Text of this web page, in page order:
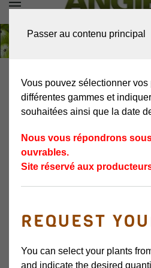
Passer au contenu principal
MAQUEREAUX
GAMME
DE PLANTS DE
séléctionné une
DEMANDEZ
Vous pouvez sélectionner
différentes gammes et
souhaitées ainsi que la date
Nous vous répondrons
ouvrables.
Site réservé aux
REQUEST
You can select your plants
and indicate the desired